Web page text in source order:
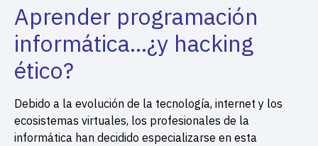
Aprender programación
informática…¿y hacking
ético?
Debido a la evolución de la tecnología, internet y los
ecosistemas virtuales, los profesionales de la
informática han decidido especializarse en esta